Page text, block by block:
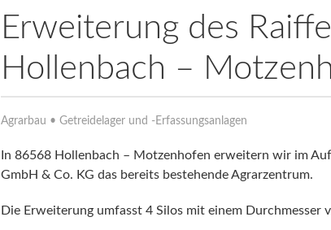
Erweiterung des
Hollenbach –
Agrarbau • Getreidelager und -Erfassungsanlagen
In 86568 Hollenbach – Motzenhofen erweitern wir im
GmbH & Co. KG das bereits bestehende Agrarzentrum.
Die Erweiterung umfasst 4 Silos mit einem Durchmesser